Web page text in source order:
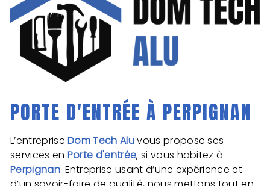
PORTE D'ENTRÉE À PERPIGNAN
L’entrepriseDom Tech Aluvous propose ses
services en Porte d'entrée, si vous habitez à
Perpignan. Entreprise usant d’une expérience et